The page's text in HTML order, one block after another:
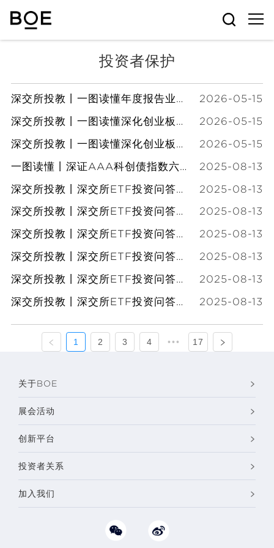
投资者保护
深交所投教丨一图读懂年度报告业绩说明会 2026-05-15
深交所投教丨一图读懂深化创业板改革首批配套业务规则制定修订要点（下） 2026-05-15
深交所投教丨一图读懂深化创业板改革首批配套业务规则制定修订要点（上） 2026-05-15
2025-08-13
2025-08-13
深交所投教丨深交所ETF投资问答第53期：跨境ETF（上）（转载深交所） 2025-08-13
深交所投教丨深交所ETF投资问答第52期：商品ETF及特点（转载深交所） 2025-08-13
深交所投教丨深交所ETF投资问答第51期：固定收益ETF及特点（转载深交所） 2025-08-13
深交所投教丨深交所ETF投资问答第50期：参与ETF投资时面临哪些风险（下）（转载深交所） 2025-08-13
深交所投教丨深交所ETF投资问答第49期：参与ETF投资时面临哪些风险（上）（转载深交所） 2025-08-13
1 2 3 4 ••• 17
关于BOE
展会活动
创新平台
投资者关系
加入我们